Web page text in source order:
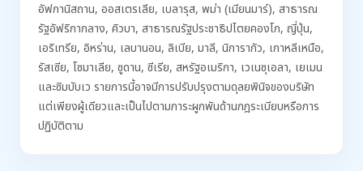
อัฟกานิสถาน, ออสเตรเลีย, เบลารุส, พม่า (เมียนมาร์), สาธารณ
รัฐอัฟริกากลาง, คิวบา, สาธารณรัฐประชาธิปไตยคองโก, ญี่ปุ่น,
เอริเทรีย, อิหร่าน, เลบานอน, ลิเบีย, มาลี, นิการากัว, เกาหลีเหนือ,
รัสเซีย, โซมาเลีย, ซูดาน, ซีเรีย, สหรัฐอเมริกา, เวเนซุเอลา, เยเมน
และซิมบับเว รายการนี้อาจมีการปรับปรุงตามดุลยพินิจของบริษัท
แต่เพียงผู้เดียวและเป็นไปตามภาระผูกพันด้านกฎระเบียบหรือการ
ปฏิบัติตาม